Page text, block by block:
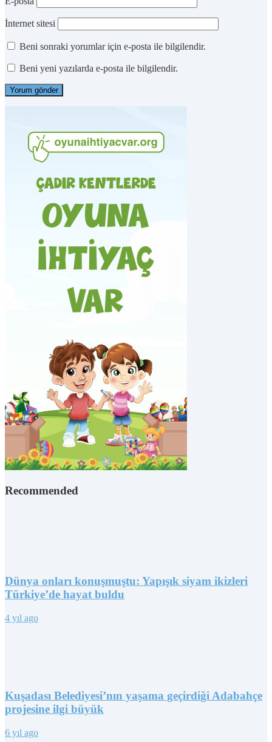
İnternet sitesi
Beni sonraki yorumlar için e-posta ile bilgilendir.
Beni yeni yazılarda e-posta ile bilgilendir.
Recommended
Dünya onları konuşmuştu: Yapışık siyam ikizleri
Türkiye’de hayat buldu
4 yıl ago
Kuşadası Belediyesi’nın yaşama geçirdiği Adabahçe
projesine ilgi büyük
6 yıl ago